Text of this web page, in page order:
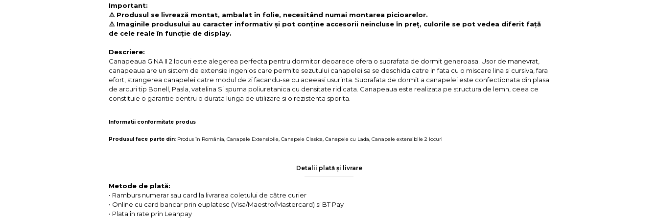
Important:
⚠️ Produsul se livrează montat, ambalat în folie, necesitând numai montarea picioarelor.
⚠️ Imaginile produsului au caracter informativ și pot conține accesorii neincluse în preț, culorile se pot vedea diferit față
de cele reale în funcție de display.
Descriere:
Canapeaua GINA II 2 locuri este alegerea perfecta pentru dormitor deoarece ofera o suprafata de dormit generoasa. Usor de manevrat,
canapeaua are un sistem de extensie ingenios care permite sezutului canapelei sa se deschida catre in fata cu o miscare lina si cursiva, fara
efort, strangerea canapelei catre modul de zi facandu-se cu aceeasi usurinta. Suprafata de dormit a canapelei este confectionata din plasa
de arcuri tip Bonell, Pasla, vatelina Si spuma poliuretanica cu densitate ridicata. Canapeaua este realizata pe structura de lemn, ceea ce
constituie o garantie pentru o durata lunga de utilizare si o rezistenta sporita.
Informatii conformitate produs
Produsul face parte din: Produs în România, Canapele Extensibile, Canapele Clasice, Canapele cu Lada, Canapele extensibile 2 locuri
Detalii plată și livrare
Metode de plată:
• Ramburs numerar sau card la livrarea coletului de către curier
• Online cu card bancar prin euplatesc (Visa/Maestro/Mastercard) si BT Pay
• Plata în rate prin Leanpay